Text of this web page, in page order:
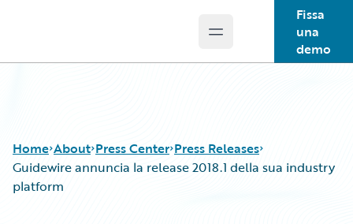
Open main menu
Fissa
una
demo
Home About Press Center Press Releases
Guidewire annuncia la release 2018.1 della sua industry
platform